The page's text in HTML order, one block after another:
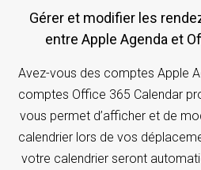
Gérer et modifier les rendez-vous du calendrier
entre Apple Agenda et
Avez-vous des comptes Apple
comptes Office 365 Calendar
vous permet d’afficher et de
calendrier lors de vos
votre calendrier seront